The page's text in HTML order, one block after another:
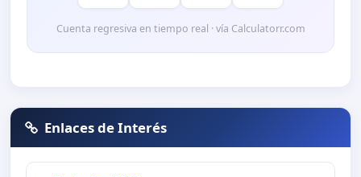
Cuenta regresiva en tiempo real · vía Calculatorr.com
Enlaces de Interés